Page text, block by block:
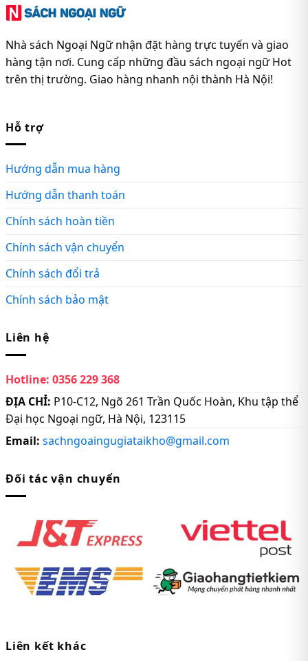
Nhà sách Ngoại Ngữ nhận đặt hàng trực tuyến và giao
hàng tận nơi. Cung cấp những đầu sách ngoại ngữ Hot
trên thị trường. Giao hàng nhanh nội thành Hà Nội!
Hỗ trợ
Hướng dẫn mua hàng
Hướng dẫn thanh toán
Chính sách hoàn tiền
Chính sách vận chuyển
Chính sách đổi trả
Chính sách bảo mật
Liên hệ
Hotline: 0356 229 368
ĐỊA CHỈ: P10-C12, Ngõ 261 Trần Quốc Hoàn, Khu tập thể
Đại học Ngoại ngữ, Hà Nội, 123115
Email: sachngoaingugiataikho@gmail.com
Đối tác vận chuyển
Liên kết khác